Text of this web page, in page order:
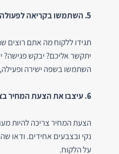
5. השתמשו בקריאה לפעולה ברורה:
תגידו ללקוח מה אתם
יתקשר אליכם? יבקש פגישה?
השתמשו בשפה ישירה ופעילה,
6. עיצבו את הצעת המחיר בצורה מקצועית:
הצעת המחיר צריכה להיות
נקי ובצבעים אחידים. ודאו
על הלקוח.